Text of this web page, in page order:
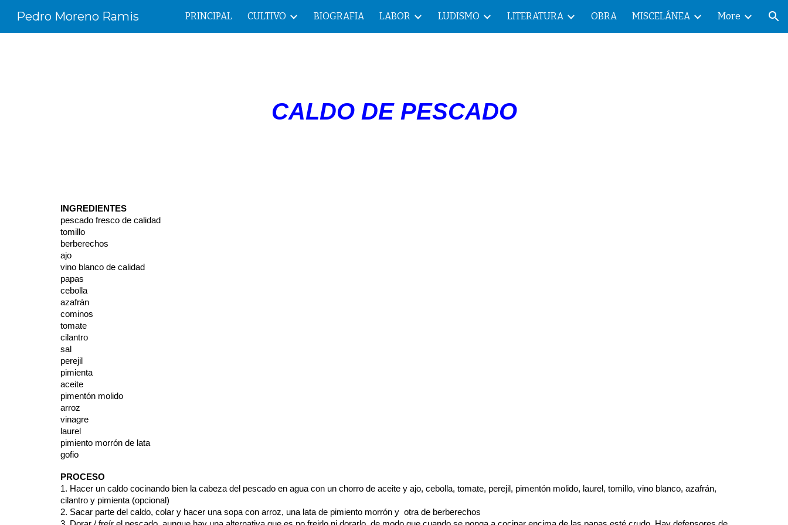
Skip to main content Skip to navigation
Pedro Moreno Ramis PRINCIPAL CULTIVO BIOGRAFIA LABOR LUDISMO LITERATURA OBRA MISCELÁNEA More
CALDO DE PESCADO
INGREDIENTES
pescado fresco de calidad
tomillo
berberechos
ajo
vino blanco de calidad
papas
cebolla
azafrán
cominos
tomate
cilantro
sal
perejil
pimienta
aceite
pimentón molido
arroz
vinagre
laurel
pimiento morrón de lata
gofio
PROCESO
1. Hacer un caldo cocinando bien la cabeza del pescado en agua con un chorro de aceite y ajo, cebolla, tomate, perejil, pimentón molido, laurel, tomillo, vino blanco, azafrán,
cilantro y pimienta (opcional)
2. Sacar parte del caldo, colar y hacer una sopa con arroz, una lata de pimiento morrón y otra de berberechos